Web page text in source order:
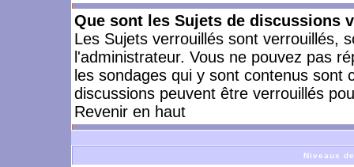
Que sont les Sujets de discussions
Les Sujets verrouillés sont verrouillés,
l'administrateur. Vous ne pouvez pas
les sondages qui y sont contenus
discussions peuvent être verrouillés
Revenir en haut
Niveaux